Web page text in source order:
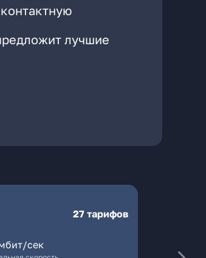
лучшие
27 тарифов
сек